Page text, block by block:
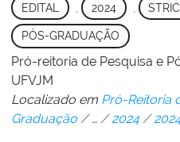
EDITAL 2024
PÓS-GRADUAÇÃO
Pró-reitoria de Pesquisa e
UFVJM
Localizado em Pró-Reitoria
Graduação /… /2024 /